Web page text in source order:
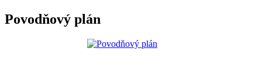
Povodňový plán